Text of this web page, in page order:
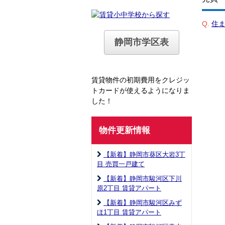
静岡市学区表
賃貸物件の初期費用をクレジッ
トカードが使えるようになりま
した！
物件更新情報
【新着】静岡市葵区大岩3丁
目 売買一戸建て
【新着】静岡市駿河区下川
原2丁目 賃貸アパート
【新着】静岡市駿河区みず
ほ1丁目 賃貸アパート
Q. 住